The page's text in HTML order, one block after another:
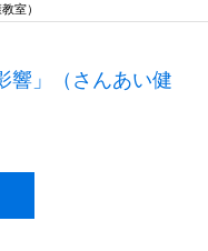
室）
響」（さんあい健